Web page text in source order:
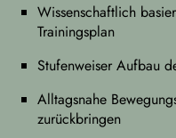
Wissenschaftlich
Trainingsplan
Stufenweiser Aufbau
Alltagsnahe
zurückbringen